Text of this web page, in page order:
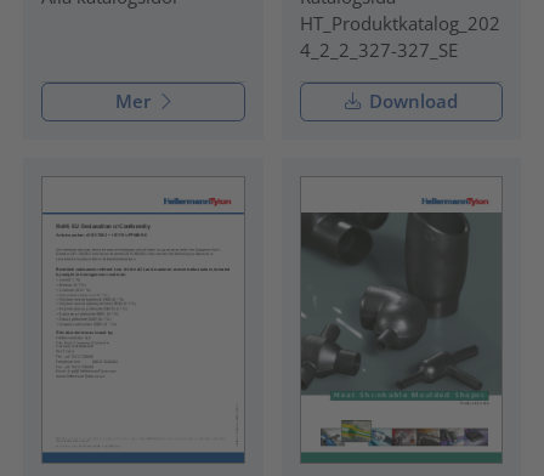
Mer
HT_Produktkatalog_202
4_2_2_327-327_SE
Download